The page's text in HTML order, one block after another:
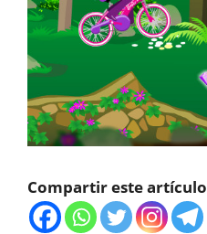
Compartir este artículo